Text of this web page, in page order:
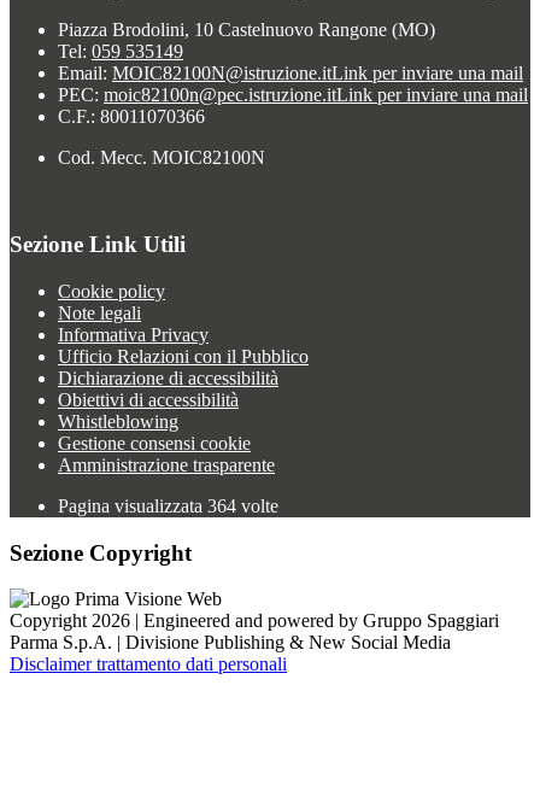
Piazza Brodolini, 10 Castelnuovo Rangone (MO)
Tel: 059 535149
Email: MOIC82100N@istruzione.itLink per inviare una mail
PEC: moic82100n@pec.istruzione.itLink per inviare una mail
C.F.: 80011070366
Cod. Mecc. MOIC82100N
Sezione Link Utili
Cookie policy
Note legali
Informativa Privacy
Ufficio Relazioni con il Pubblico
Dichiarazione di accessibilità
Obiettivi di accessibilità
Whistleblowing
Gestione consensi cookie
Amministrazione trasparente
Pagina visualizzata 364 volte
Sezione Copyright
Copyright 2026 | Engineered and powered by Gruppo Spaggiari
Parma S.p.A. | Divisione Publishing & New Social Media
Disclaimer trattamento dati personali